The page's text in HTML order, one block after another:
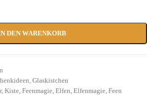
DEN WARENKORB
, Glaskistchen
, Kiste, Feenmagie, Elfen, Elfenmagie, Feen